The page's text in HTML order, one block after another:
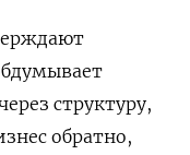
структуру,
обратно,